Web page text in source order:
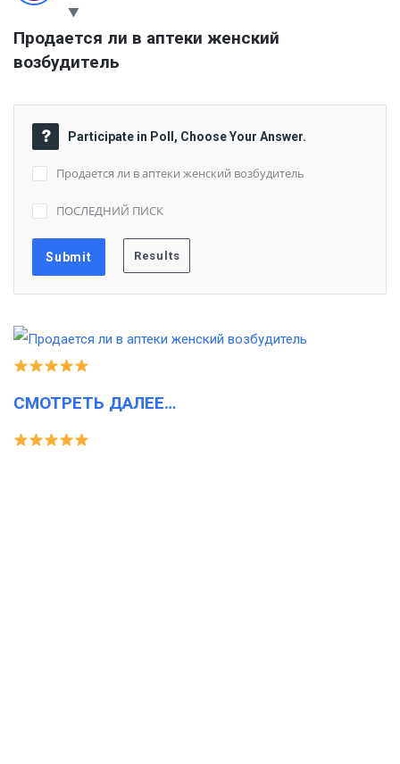
Продается ли в аптеки женский
возбудитель
Participate in Poll, Choose Your Answer.
Продается ли в аптеки женский возбудитель
ПОСЛЕДНИЙ ПИСК
СМОТРЕТЬ ДАЛЕЕ…